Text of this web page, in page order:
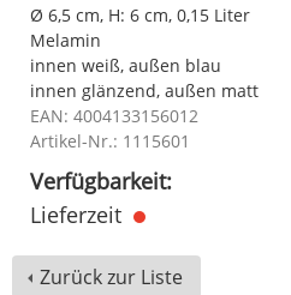
Ø 6,5 cm, H: 6 cm, 0,15 Liter
Melamin
innen weiß, außen blau
innen glänzend, außen matt
EAN: 4004133156012
Artikel-Nr.: 1115601
Verfügbarkeit:
Lieferzeit
Zurück zur Liste